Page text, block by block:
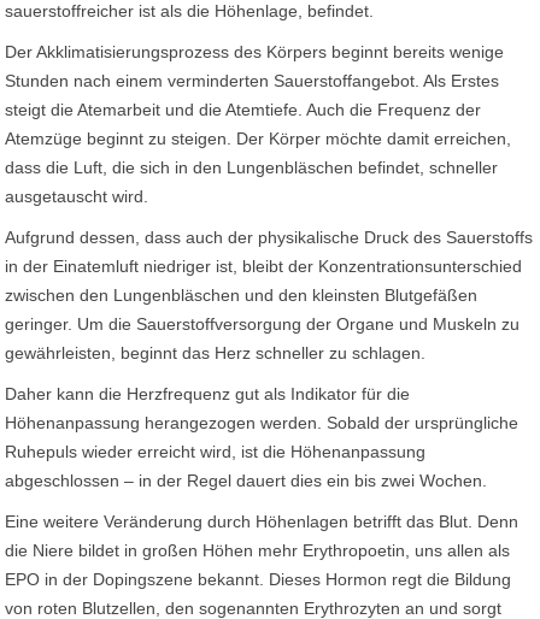
sauerstoffreicher ist als die Höhenlage, befindet.
Der Akklimatisierungsprozess des Körpers beginnt bereits wenige
Stunden nach einem verminderten Sauerstoffangebot. Als Erstes
steigt die Atemarbeit und die Atemtiefe. Auch die Frequenz der
Atemzüge beginnt zu steigen. Der Körper möchte damit erreichen,
dass die Luft, die sich in den Lungenbläschen befindet, schneller
ausgetauscht wird.
Aufgrund dessen, dass auch der physikalische Druck des Sauerstoffs
in der Einatemluft niedriger ist, bleibt der Konzentrationsunterschied
zwischen den Lungenbläschen und den kleinsten Blutgefäßen
geringer. Um die Sauerstoffversorgung der Organe und Muskeln zu
gewährleisten, beginnt das Herz schneller zu schlagen.
Daher kann die Herzfrequenz gut als Indikator für die
Höhenanpassung herangezogen werden. Sobald der ursprüngliche
Ruhepuls wieder erreicht wird, ist die Höhenanpassung
abgeschlossen – in der Regel dauert dies ein bis zwei Wochen.
Eine weitere Veränderung durch Höhenlagen betrifft das Blut. Denn
die Niere bildet in großen Höhen mehr Erythropoetin, uns allen als
EPO in der Dopingszene bekannt. Dieses Hormon regt die Bildung
von roten Blutzellen, den sogenannten Erythrozyten an und sorgt